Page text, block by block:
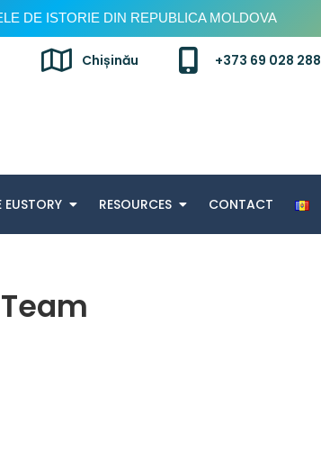
DE ISTORIE DIN REPUBLICA MOLDOVA
Chișinău +373 69 028 288
RESOURCES CONTACT
Team